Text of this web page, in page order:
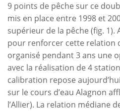
9 points de pêche sur ce
mis en place entre 1998 et
supérieur de la pêche (fig. 1).
pour renforcer cette relation
organisé pendant 3 ans une
avec la réalisation de 4
calibration repose
sur le cours d’eau Alagnon
l’Allier). La relation médiane